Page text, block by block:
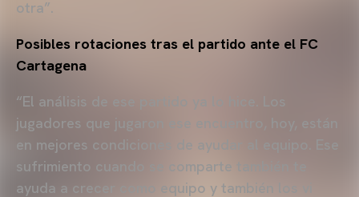
otra”.
Posibles rotaciones tras el partido ante el FC
Cartagena
“El análisis de ese partido ya lo hice. Los
jugadores que jugaron ese encuentro, hoy, están
en mejores condiciones de ayudar al equipo. Ese
sufrimiento cuando se comparte también te
ayuda a crecer como equipo y también los vi